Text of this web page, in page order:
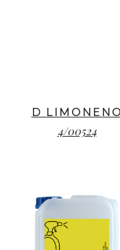
D LIMONENO
4/00524